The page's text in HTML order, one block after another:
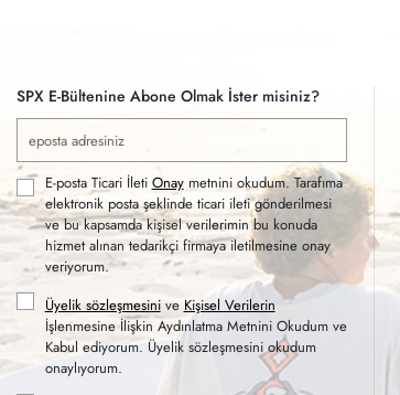
SPX E-Bültenine Abone Olmak İster misiniz?
E-posta Ticari İleti Onaymetnini okudum. Tarafıma
elektronik posta şeklinde ticari ileti gönderilmesi
ve bu kapsamda kişisel verilerimin bu konuda
hizmet alınan tedarikçi firmaya iletilmesine onay
veriyorum.
Üyelik sözleşmesinive Kişisel Verilerin
İşlenmesine İlişkin Aydınlatma Metnini Okudum ve
Kabul ediyorum. Üyelik sözleşmesini okudum
onaylıyorum.